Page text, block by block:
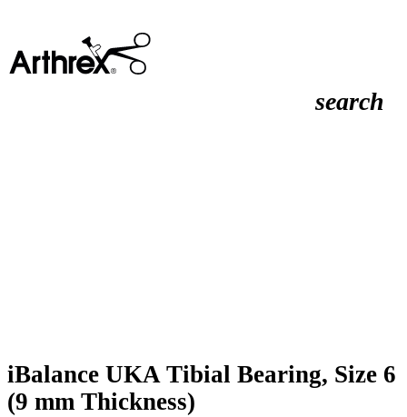
search
iBalance UKA Tibial Bearing, Size 6
(9 mm Thickness)